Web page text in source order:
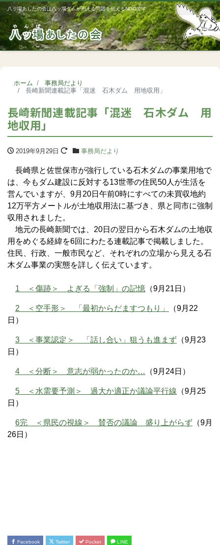
八ッ場あしたの会は八ッ場ダムが抱える問題を伝えるNGOです
ホーム
事務局だより
長崎新聞連載記事「混迷 石木ダム 用地収用」
長崎新聞連載記事「混迷 石木ダム 用
地収用」
2019年9月29日 事務局だより
長崎県と佐世保市が強行している石木ダムの事業用地で
は、今もダム建設に反対する13世帯の住民50人が生活を
営んでいますが、9月20日午前0時にすべての未買収地約
12万平方メートルが土地収用法に基づき、県と同市に強制
収用されました。
地元の長崎新聞では、20日の翌日から石木ダムの土地収
用をめぐる経緯を6回にわたる連載記事で掲載しました。
住民、行政、一般市民など、それぞれの立場から見える石
木ダム事業の実態を詳しく伝えています。
1 ＜傷跡＞ よぎる「強制」の記憶 （9月21日）
2 ＜空手形＞ 「最初からだますつもり」
（9月22
日）
3 ＜事業認定＞ 「話し合い」狙うも進まず （9月23
日）
4 ＜分断＞ 意志が弱かったのか… （9月24日）
5 ＜水需要予測＞ 過大か適正か議論平行線 （9月25
日）
6完 ＜県民の視線＞ 賛否の議論 盛り上がらず （9月
26日）
Facebook Twitter Pocket LINE